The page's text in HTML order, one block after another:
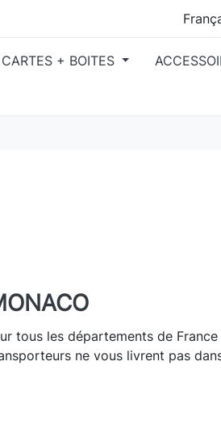
+ BOITES
tous les départements de
ne vous livrent pas